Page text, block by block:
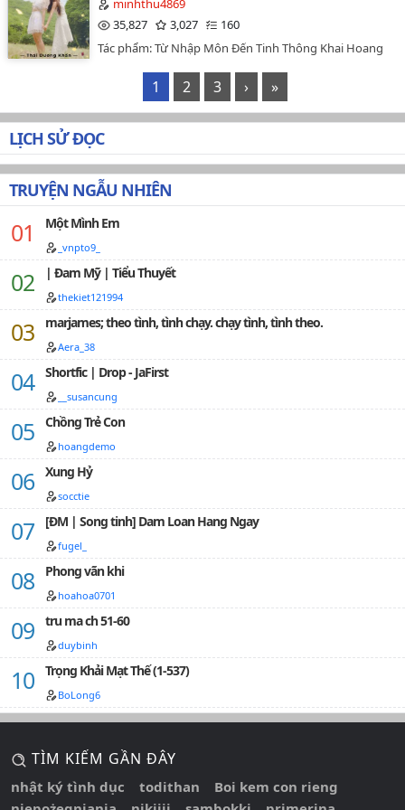
bao nhỏ ra đời.…
minhthu4869
35,827
3,027
160
Tác phẩm: Từ Nhập Môn Đến Tinh Thông Khai Hoang
Nguyên sáng - Bách hợp - Lịch sử tưởng tượng - Tình
yêuThị giác tác phẩm: Lẫn nhau côngPhong cách tác
phẩm: Chính kịchTag: Ảo tưởng không gian, tình hữu
độc chung, làm ruộng văn, mỹ thựcTừ khóa tìm kiếm:
Vai chính: Lý Thốn Tâm, Nhan Bách NgọcNguồn QT:
Hynghien…
1 2 3 › »
LỊCH SỬ ĐỌC
TRUYỆN NGẪU NHIÊN
Một Mình Em
_vnpto9_
| Đam Mỹ | Tiểu Thuyết
thekiet121994
marjames; theo tình, tình chạy. chạy tình, tình theo.
Aera_38
Shortfic | Drop - JaFirst
__susancung
Chồng Trẻ Con
hoangdemo
Xung Hỷ
socctie
[ĐM | Song tinh] Dam Loan Hang Ngay
fugel_
Phong vãn khi
hoahoa0701
tru ma ch 51-60
duybinh
Trọng Khải Mạt Thế (1-537)
BoLong6
TÌM KIẾM GẦN ĐÂY
nhật ký tình dục todithan
Boi kem con rieng